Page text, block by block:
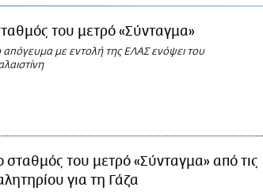
του μετρό «Σύνταγμα»
απόγευμα με εντολή της ΕΛΑΣ ενόψει του
σταθμός του μετρό «Σύνταγμα» από τις
για τη Γάζα